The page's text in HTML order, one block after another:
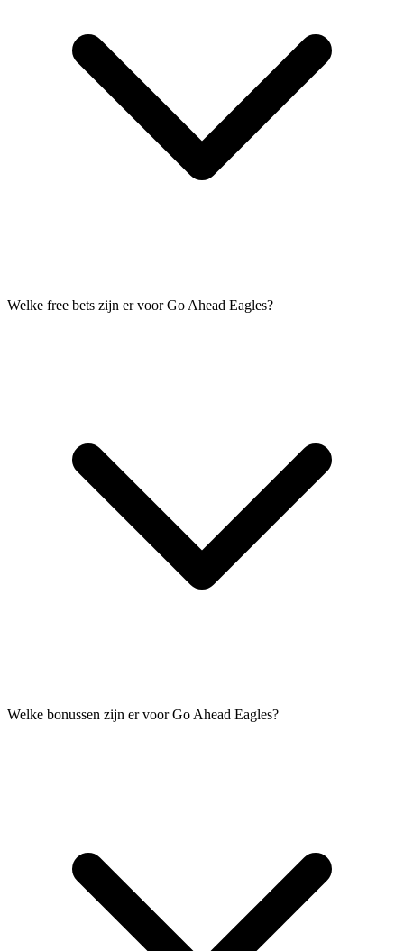
Welke free bets zijn er voor Go Ahead Eagles?
Welke bonussen zijn er voor Go Ahead Eagles?